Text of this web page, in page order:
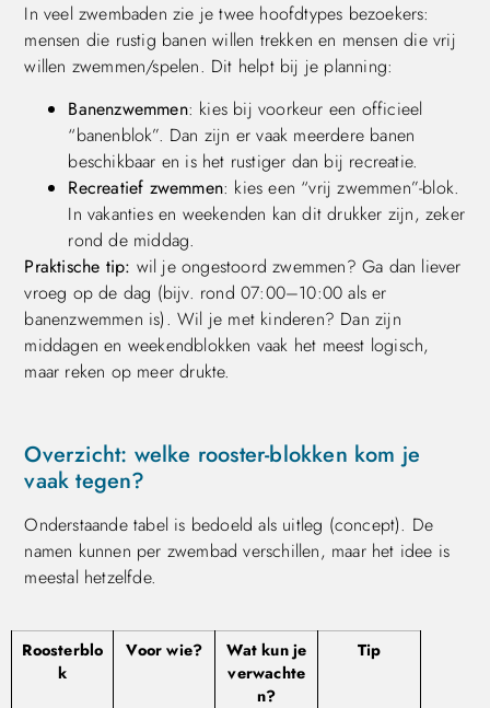
In veel zwembaden zie je twee hoofdtypes bezoekers:
mensen die rustig banen willen trekken en mensen die vrij
willen zwemmen/spelen. Dit helpt bij je planning:
Banenzwemmen: kies bij voorkeur een officieel
“banenblok”. Dan zijn er vaak meerdere banen
beschikbaar en is het rustiger dan bij recreatie.
Recreatief zwemmen: kies een “vrij zwemmen”-blok.
In vakanties en weekenden kan dit drukker zijn, zeker
rond de middag.
Praktische tip: wil je ongestoord zwemmen? Ga dan liever
vroeg op de dag (bijv. rond 07:00–10:00 als er
banenzwemmen is). Wil je met kinderen? Dan zijn
middagen en weekendblokken vaak het meest logisch,
maar reken op meer drukte.
Overzicht: welke rooster-blokken kom je
vaak tegen?
Onderstaande tabel is bedoeld als uitleg (concept). De
namen kunnen per zwembad verschillen, maar het idee is
meestal hetzelfde.
Roosterblo
k
Voor wie?
Wat kun je
verwachte
n?
Tip